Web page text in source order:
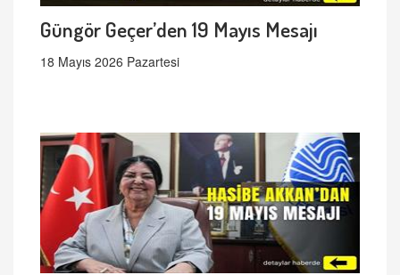
Güngör Geçer’den 19 Mayıs Mesajı
18 Mayıs 2026 Pazartesi